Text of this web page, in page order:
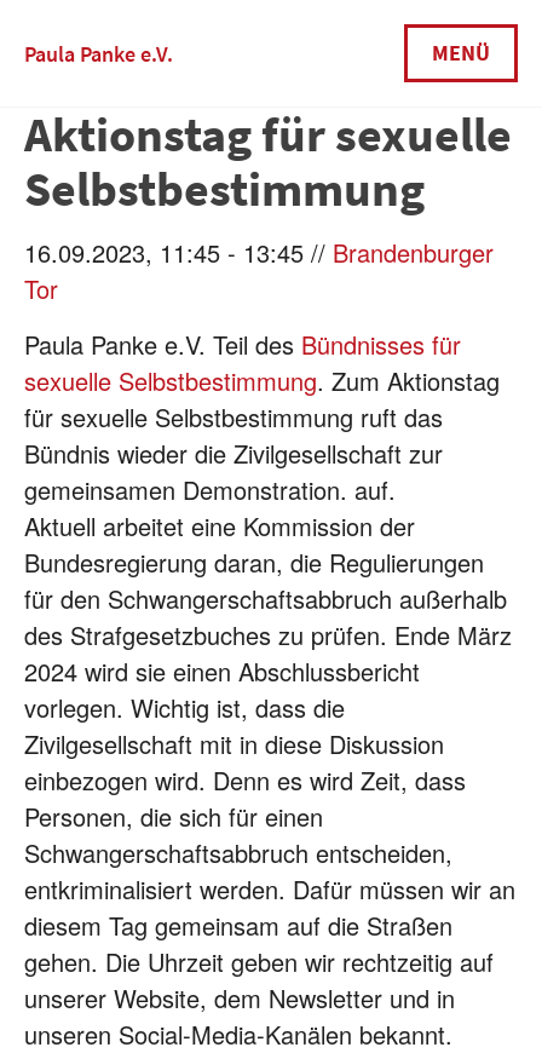
Paula Panke e.V. MENÜ
Aktionstag für sexuelle
Selbstbestimmung
16.09.2023, 11:45 - 13:45 // Brandenburger
Tor
Paula Panke e.V. Teil des Bündnisses für
sexuelle Selbstbestimmung. Zum Aktionstag
für sexuelle Selbstbestimmung ruft das
Bündnis wieder die Zivilgesellschaft zur
gemeinsamen Demonstration. auf.
Aktuell arbeitet eine Kommission der
Bundesregierung daran, die Regulierungen
für den Schwangerschaftsabbruch außerhalb
des Strafgesetzbuches zu prüfen. Ende März
2024 wird sie einen Abschlussbericht
vorlegen. Wichtig ist, dass die
Zivilgesellschaft mit in diese Diskussion
einbezogen wird. Denn es wird Zeit, dass
Personen, die sich für einen
Schwangerschaftsabbruch entscheiden,
entkriminalisiert werden. Dafür müssen wir an
diesem Tag gemeinsam auf die Straßen
gehen. Die Uhrzeit geben wir rechtzeitig auf
unserer Website, dem Newsletter und in
unseren Social-Media-Kanälen bekannt.